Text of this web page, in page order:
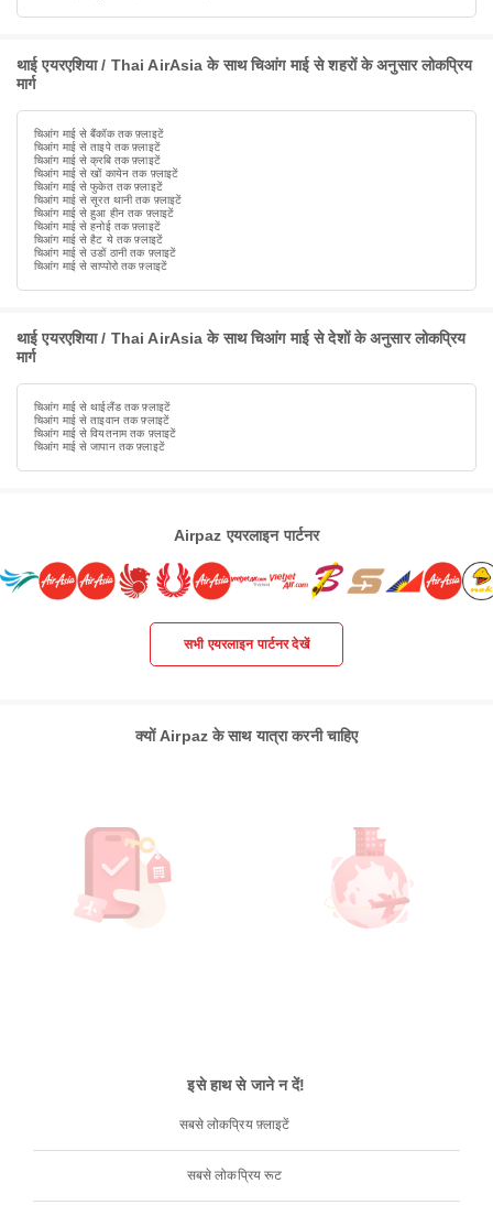
थाई एयरएशिया / Thai AirAsia के साथ चिआंग माई से शहरों के अनुसार लोकप्रिय
मार्ग
चिआंग माई से बैंकॉक तक फ़्लाइटें
चिआंग माई से ताइपे तक फ़्लाइटें
चिआंग माई से क्रबि तक फ़्लाइटें
चिआंग माई से खों कायेन तक फ़्लाइटें
चिआंग माई से फुकेत तक फ़्लाइटें
चिआंग माई से सूरत थानी तक फ़्लाइटें
चिआंग माई से हुआ हीन तक फ़्लाइटें
चिआंग माई से हनोई तक फ़्लाइटें
चिआंग माई से हैट ये तक फ़्लाइटें
चिआंग माई से उडों ठानी तक फ़्लाइटें
चिआंग माई से साप्पोरो तक फ़्लाइटें
थाई एयरएशिया / Thai AirAsia के साथ चिआंग माई से देशों के अनुसार लोकप्रिय
मार्ग
चिआंग माई से थाईलैंड तक फ़्लाइटें
चिआंग माई से ताइवान तक फ़्लाइटें
चिआंग माई से वियतनाम तक फ़्लाइटें
चिआंग माई से जापान तक फ़्लाइटें
Airpaz एयरलाइन पार्टनर
सभी एयरलाइन पार्टनर देखें
क्यों Airpaz के साथ यात्रा करनी चाहिए
इसे हाथ से जाने न दें!
सबसे लोकप्रिय फ़्लाइटें
सबसे लोकप्रिय रूट